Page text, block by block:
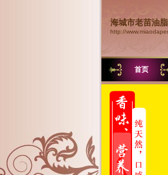
海城市老苗油
http://
首页